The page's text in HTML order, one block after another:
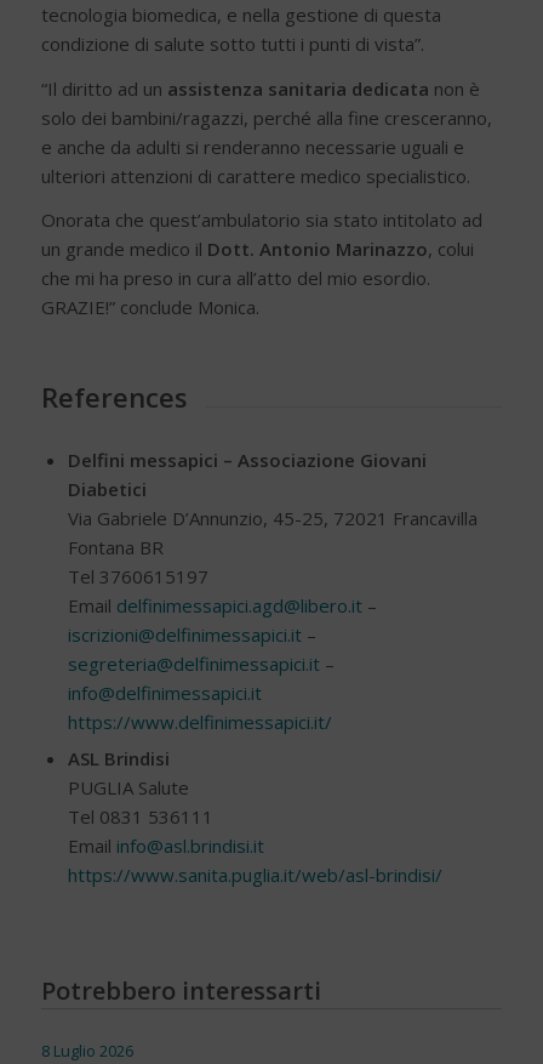
tecnologia biomedica, e nella gestione di questa
condizione di salute sotto tutti i punti di vista”.
“Il diritto ad un assistenza sanitaria dedicata non è
solo dei bambini/ragazzi, perché alla fine cresceranno,
e anche da adulti si renderanno necessarie uguali e
ulteriori attenzioni di carattere medico specialistico.
Onorata che quest’ambulatorio sia stato intitolato ad
un grande medico il Dott. Antonio Marinazzo, colui
che mi ha preso in cura all’atto del mio esordio.
GRAZIE!” conclude Monica.
References
Delfini messapici – Associazione Giovani
Diabetici
Via Gabriele D’Annunzio, 45-25, 72021 Francavilla
Fontana BR
Tel 3760615197
Email delfinimessapici.agd@libero.it–
iscrizioni@delfinimessapici.it–
segreteria@delfinimessapici.it–
info@delfinimessapici.it
https://www.delfinimessapici.it/
ASL Brindisi
PUGLIA Salute
Tel 0831 536111
Email info@asl.brindisi.it
https://www.sanita.puglia.it/web/asl-brindisi/
Potrebbero interessarti
8 Luglio 2026